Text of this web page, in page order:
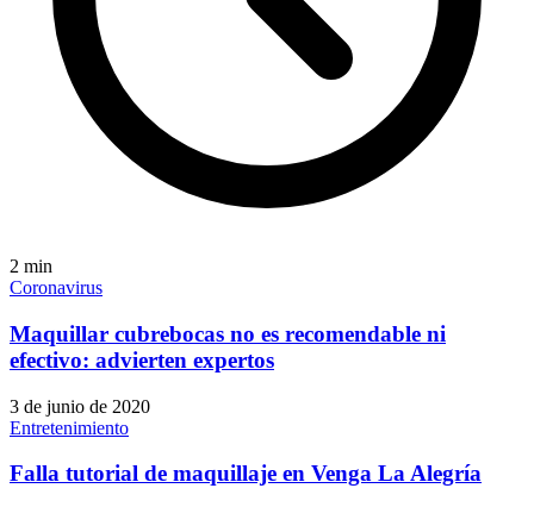
2 min
Coronavirus
Maquillar cubrebocas no es recomendable ni
efectivo: advierten expertos
3 de junio de 2020
Entretenimiento
Falla tutorial de maquillaje en Venga La Alegría